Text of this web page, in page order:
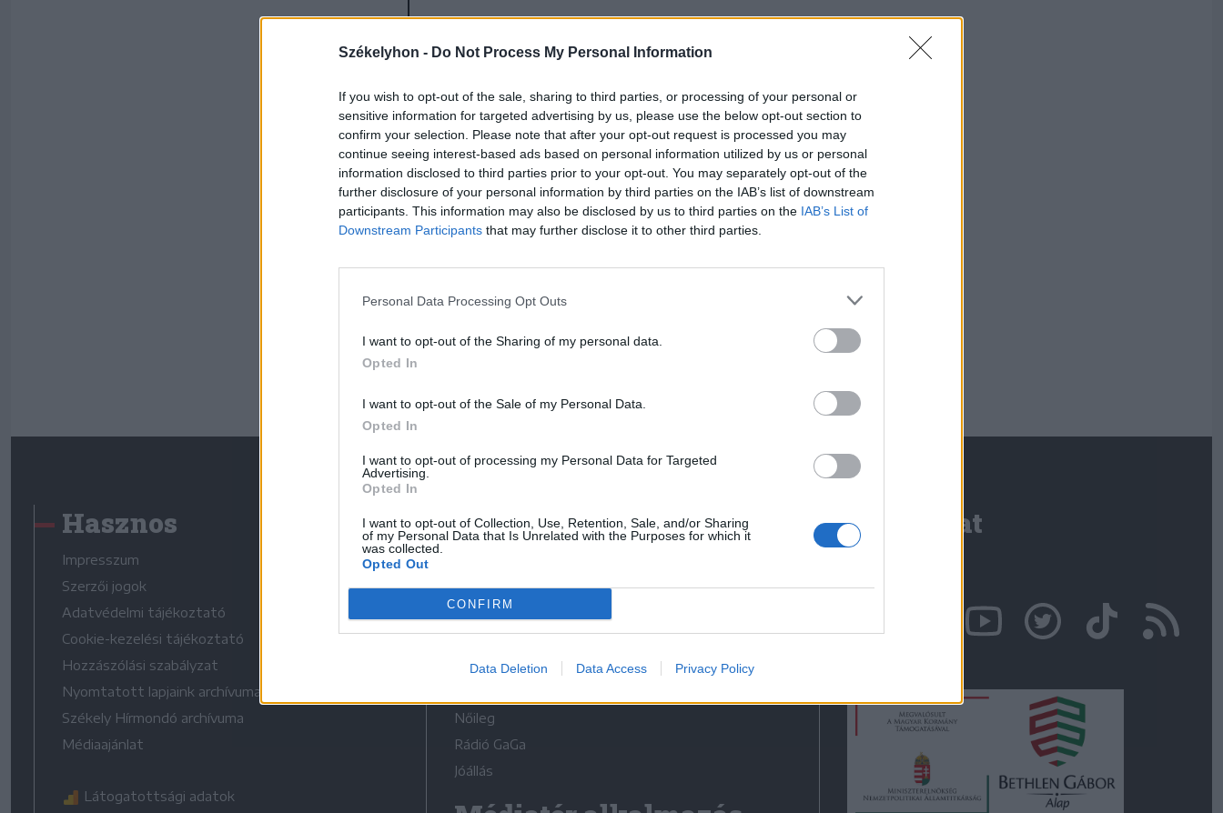
Székelyhon - Do Not Process My Personal Information
If you wish to opt-out of the sale, sharing to third parties, or processing of your personal or
sensitive information for targeted advertising by us, please use the below opt-out section to
confirm your selection. Please note that after your opt-out request is processed you may
continue seeing interest-based ads based on personal information utilized by us or personal
information disclosed to third parties prior to your opt-out. You may separately opt-out of the
further disclosure of your personal information by third parties on the IAB’s list of downstream
participants. This information may also be disclosed by us to third parties on the IAB’s List of
Downstream Participants that may further disclose it to other third parties.
Personal Data Processing Opt Outs
I want to opt-out of the Sharing of my personal data.
Opted In
I want to opt-out of the Sale of my Personal Data.
Opted In
I want to opt-out of processing my Personal Data for Targeted
Advertising.
Opted In
I want to opt-out of Collection, Use, Retention, Sale, and/or Sharing
of my Personal Data that Is Unrelated with the Purposes for which it
was collected.
Opted Out
CONFIRM
Data Deletion Data Access Privacy Policy
E-mail-cím
Jelszó
Elfelejtette a jelszavát?
BEJELENTKEZÉS
Hasznos
Impresszum
Szerzői jogok
Adatvédelmi tájékoztató
Cookie-kezelési tájékoztató
Hozzászólási szabályzat
Nyomtatott lapjaink archívuma
Székely Hírmondó archívuma
Médiaajánlat
Látogatottsági adatok
Médiatér
Liget
Krónika
Bihari Napló
Erdélyi Napló
Nőileg
Rádió GaGa
Jóállás
Kapcsolat